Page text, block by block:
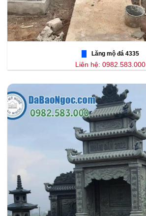
Lăng mộ đá 4335
Liên hệ: 0982.583.000